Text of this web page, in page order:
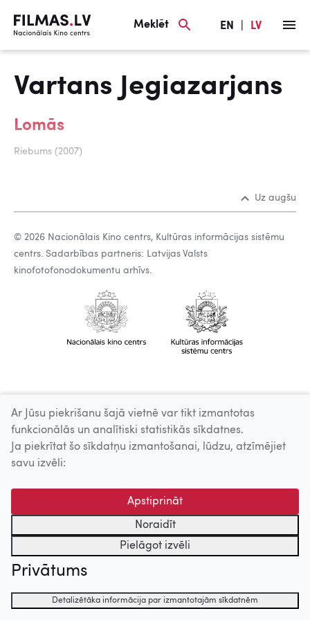
Meklēt EN LV
Vartans Jegiazarjans
Lomās
Riebums (2007)
Uz augšu
© 2026 Nacionālais Kino centrs, Kultūras informācijas sistēmu
centrs. Sadarbības partneris: Latvijas Valsts
kinofotofonodokumentu arhīvs.
Ar Jūsu piekrišanu šajā vietnē var tikt izmantotas
funkcionālās un analītiski statistikās sīkdatnes.
Ja piekrītat šo sīkdatņu izmantošanai, lūdzu, atzīmējiet
savu izvēli:
Apstiprināt
Noraidīt
Pielāgot izvēli
Privātums
Detalizētāka informācija par izmantotajām sīkdatnēm